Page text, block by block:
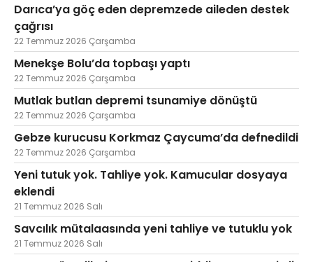
Darıca’ya göç eden depremzede aileden destek
çağrısı
22 Temmuz 2026 Çarşamba
Menekşe Bolu’da topbaşı yaptı
22 Temmuz 2026 Çarşamba
Mutlak butlan depremi tsunamiye dönüştü
22 Temmuz 2026 Çarşamba
Gebze kurucusu Korkmaz Çaycuma’da defnedildi
22 Temmuz 2026 Çarşamba
Yeni tutuk yok. Tahliye yok. Kamucular dosyaya
eklendi
21 Temmuz 2026 Salı
Savcılık mütalaasında yeni tahliye ve tutuklu yok
21 Temmuz 2026 Salı